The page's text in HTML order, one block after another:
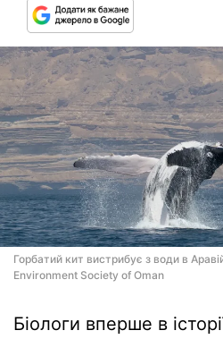
Горбатий кит вистрибує з води в
Environment Society of Oman
Біологи вперше в